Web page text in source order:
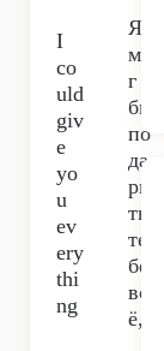
I
co
uld
giv
e
yo
u
ev
ery
thi
ng
Я
мо
г
бы
по
да
ри
ть
те
бе
вс
ё,